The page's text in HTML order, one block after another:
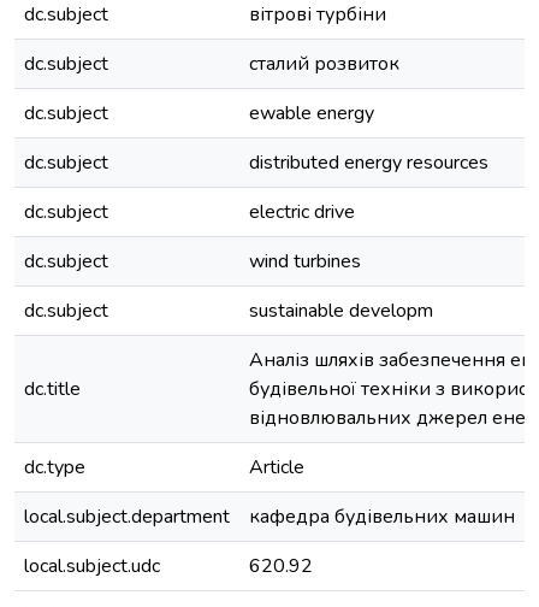
dc.subject
вітрові турбіни
dc.subject
сталий розвиток
dc.subject
ewable energy
dc.subject
distributed energy resources
dc.subject
electric drive
dc.subject
wind turbines
dc.subject
sustainable developm
dc.title
Аналіз шляхів забезпечення
будівельної техніки з
відновлювальних джерел
dc.type
Article
local.subject.department
кафедра будівельних машин
local.subject.udc
620.92